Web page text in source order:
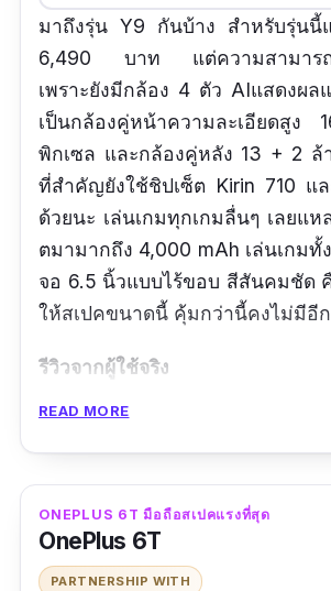
มาถึงรุ่น Y9 กันบ้าง สำหรับรุ่นนี้แ
6,490 บาท แต่ความสามารถ
เพราะยังมีกล้อง 4 ตัว AIแสดงผ
เป็นกล้องคู่หน้าความละเอียดสู
พิกเซล และกล้องคู่หลัง 13 + 2 ล้
ที่สำคัญยังใช้ชิปเซ็ต Kirin 710 แ
ด้วยนะ เล่นเกมทุกเกมลื่นๆ เลยแห
ตมามากถึง 4,000 mAh เล่นเกมทั้
จอ 6.5 นิ้วแบบไร้ขอบ สีสันคมชัด
ให้สเปคขนาดนี้ คุ้มกว่านี้คงไม่มีอี
รีวิวจากผู้ใช้จริง
คุ้มจริง เล่นเกมฟินๆ โดยเฉพาะ
ข้อดี
ราคาประหยัดมากๆ
READ MORE
ONEPLUS 6T มือถือสเปคแรงที่สุด
OnePlus 6T
PARTNERSHIP WITH